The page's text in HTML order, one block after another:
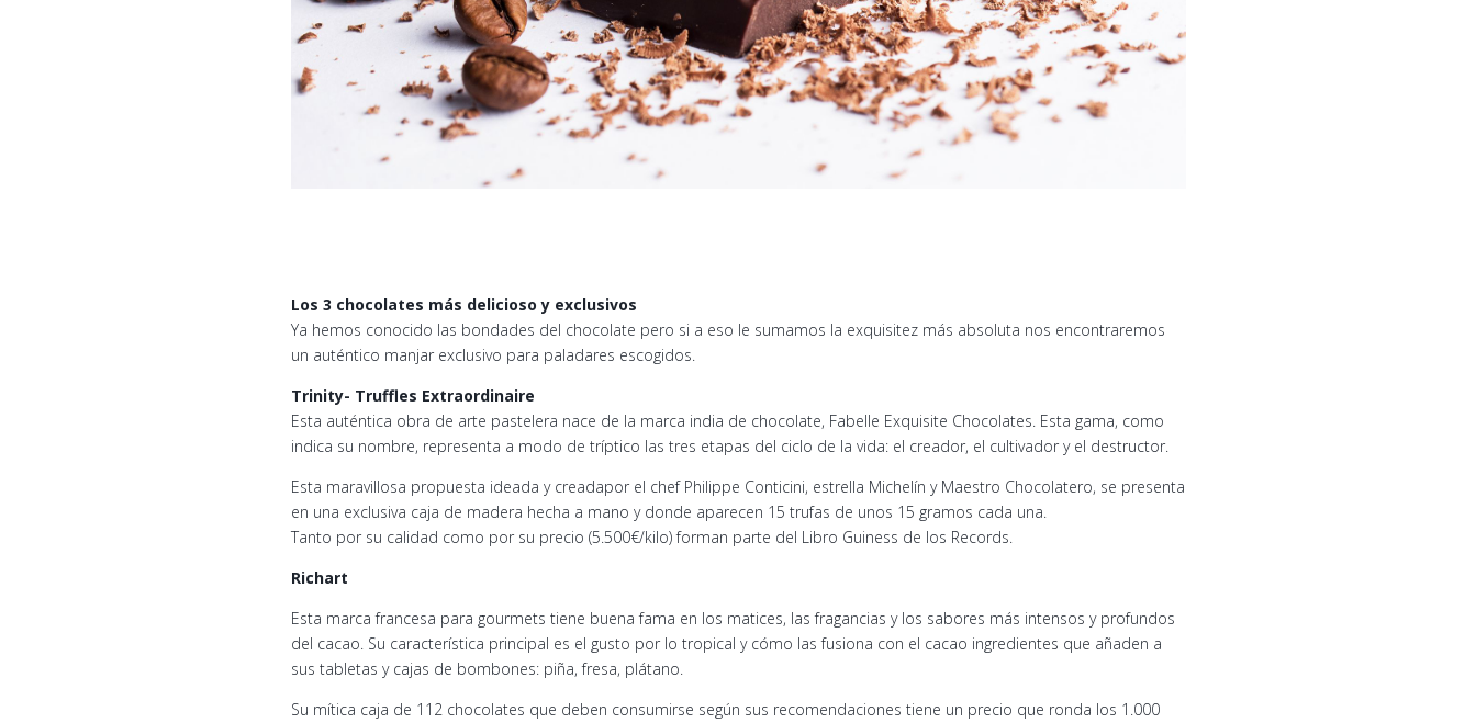
Los 3 chocolates más delicioso y exclusivos
Ya hemos conocido las bondades del chocolate pero si a eso le sumamos la exquisitez más absoluta nos encontraremos
un auténtico manjar exclusivo para paladares escogidos.
Trinity- Truffles Extraordinaire
Esta auténtica obra de arte pastelera nace de la marca india de chocolate, Fabelle Exquisite Chocolates. Esta gama, como
indica su nombre, representa a modo de tríptico las tres etapas del ciclo de la vida: el creador, el cultivador y el destructor.
Esta maravillosa propuesta ideada y creadapor el chef Philippe Conticini, estrella Michelín y Maestro Chocolatero, se presenta
en una exclusiva caja de madera hecha a mano y donde aparecen 15 trufas de unos 15 gramos cada una.
Tanto por su calidad como por su precio (5.500€/kilo) forman parte del Libro Guiness de los Records.
Richart
Esta marca francesa para gourmets tiene buena fama en los matices, las fragancias y los sabores más intensos y profundos
del cacao. Su característica principal es el gusto por lo tropical y cómo las fusiona con el cacao ingredientes que añaden a
sus tabletas y cajas de bombones: piña, fresa, plátano.
Su mítica caja de 112 chocolates que deben consumirse según sus recomendaciones tiene un precio que ronda los 1.000